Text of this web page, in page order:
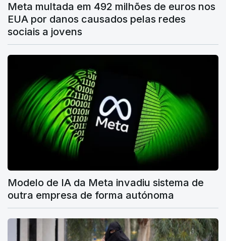
Meta multada em 492 milhões de euros nos
EUA por danos causados pelas redes
sociais a jovens
Modelo de IA da Meta invadiu sistema de
outra empresa de forma autónoma